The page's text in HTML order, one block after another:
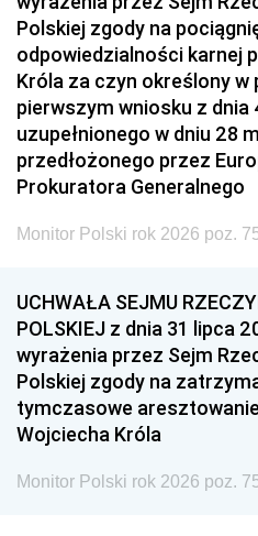
Polskiej zgody na
odpowiedzialności karnej
Króla za czyn określony w
pierwszym wniosku z dnia
uzupełnionego w dniu 28
przedłożonego przez
Prokuratora Generalnego
Monitor Polski rok 2026 poz.
UCHWAŁA SEJMU
POLSKIEJ z dnia 31 lipca
wyrażenia przez Sejm
Polskiej zgody na
tymczasowe
Wojciecha Króla
Monitor Polski rok 2026 poz.